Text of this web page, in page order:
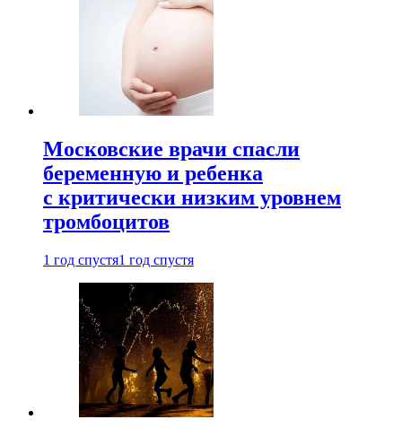
Московские врачи спасли
беременную и ребенка
с критически низким уровнем
тромбоцитов
1 год спустя1 год спустя